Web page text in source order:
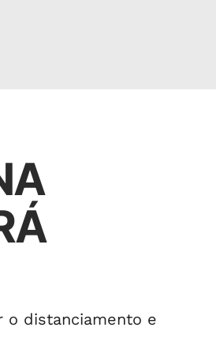
o distanciamento e